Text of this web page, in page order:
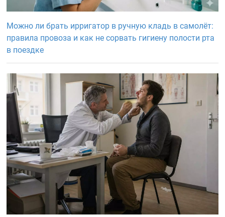
Можно ли брать ирригатор в ручную кладь в самолёт:
правила провоза и как не сорвать гигиену полости рта
в поездке